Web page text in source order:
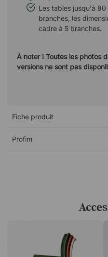
Les tables jusqu'à
branches, les
cadre à 5 branches.
À noter ! Toutes les photos
versions ne sont pas
Fiche produit
Profim